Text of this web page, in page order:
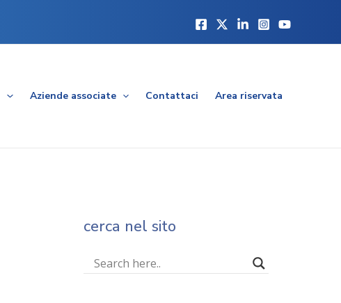
Aziende associate Contattaci Area riservata
cerca nel sito